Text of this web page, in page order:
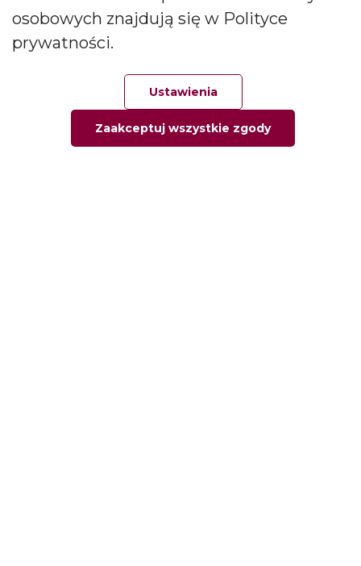
Ulubione Zamówienie
Kontakt
Pytania i odpowiedzi
Polityka prywatności
Moje zamówienia
osobowych znajdują się w Polityce
prywatności.
Ustawienia
Zaakceptuj wszystkie zgody